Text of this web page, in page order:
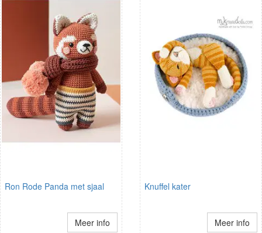
Ron Rode Panda met sjaal
Meer info
Knuffel kater
Meer info